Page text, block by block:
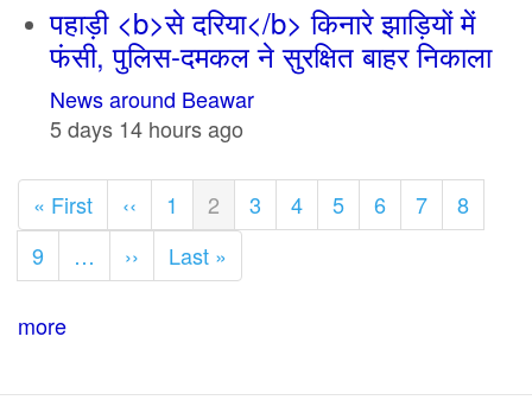
पहाड़ी <b>से दरिया</b> किनारे झाड़ियों में
फंसी, पुलिस-दमकल ने सुरक्षित बाहर निकाला
News around Beawar
5 days 14 hours ago
Pagination
First
page
« First
Previous
page
‹‹ Page
1
Current
page
2 Page
3 Page
4 Page
5 Page
6 Page
7 Page
8
Page
9 …
Next
page
››
Last
page
Last »
more